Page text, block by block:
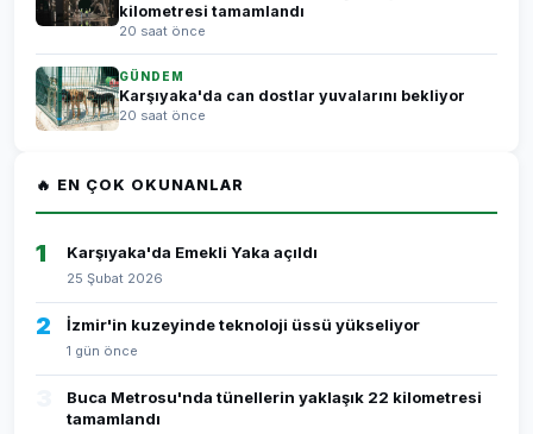
kilometresi tamamlandı
20 saat önce
GÜNDEM
Karşıyaka'da can dostlar yuvalarını bekliyor
20 saat önce
🔥 EN ÇOK OKUNANLAR
1 Karşıyaka'da Emekli Yaka açıldı
25 Şubat 2026
2 İzmir'in kuzeyinde teknoloji üssü yükseliyor
1 gün önce
Buca Metrosu'nda tünellerin yaklaşık 22 kilometresi
tamamlandı